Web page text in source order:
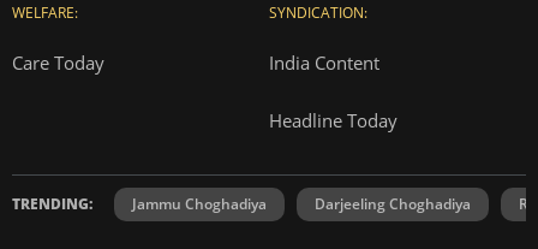
WELFARE:
Care Today
SYNDICATION:
India Content
Headline Today
TRENDING: Jammu Choghadiya Darjeeling Choghadiya